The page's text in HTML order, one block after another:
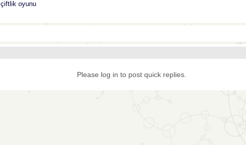
çiftlik oyunu
Please log in to post quick replies.